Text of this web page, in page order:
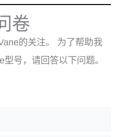
卷
的关注。 为了帮助我
号，请回答以下问题。